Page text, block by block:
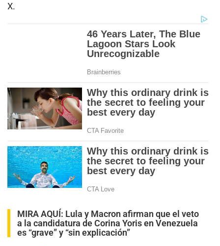
X.
MIRA AQUÍ: Lula y Macron afirman que el veto
a la candidatura de Corina Yoris en Venezuela
es “grave” y “sin explicación”